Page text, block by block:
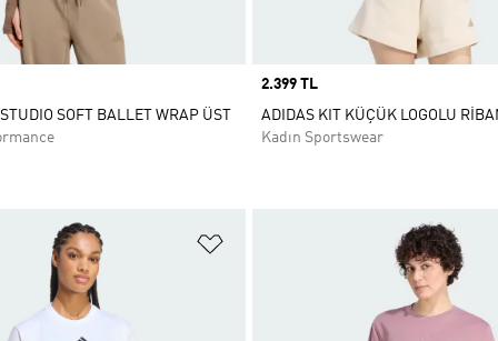
SOFT BALLET WRAP ÜST
Price
2.399 TL
ADIDAS KIT KÜÇÜK LOGOLU
Kadın Sportswear